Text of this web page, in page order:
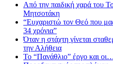
Από την παιδική χαρά του
Μητσοτάκη
“Ευχαριστώ τον Θεό που
34 χρόνια”
Όταν η στάχτη γίνεται
την Αλήθεια
Το “Πανάθλιο” έργο και